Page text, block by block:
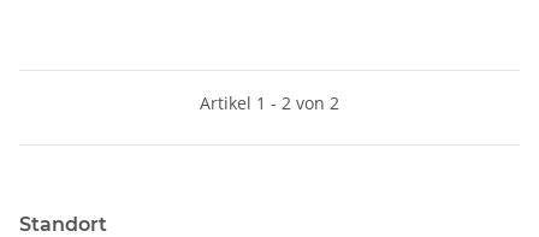
Artikel 1 - 2 von 2
Standort